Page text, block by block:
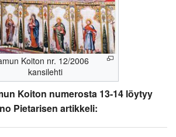
Koiton nr. 12/2006
kansilehti
Koiton numerosta 13-14 löytyy
Pietarisen artikkeli: